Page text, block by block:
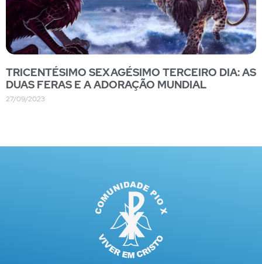
TRICENTÉSIMO SEXAGÉSIMO TERCEIRO DIA: AS
DUAS FERAS E A ADORAÇÃO MUNDIAL
27/09/2023